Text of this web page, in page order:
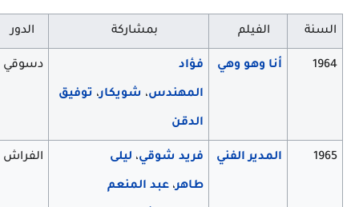
السنة الفيلم بمشاركة الدور
1964 أنا وهو وهي فؤاد
المهندس،شويكار،توفيق
الدقن
دسوقي
1965 المدير الفني فريد شوقي،ليلى
طاهر،عبد المنعم
الفراش